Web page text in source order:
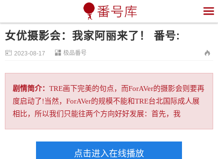

女优摄影会：我家阿丽来了！ 番号:
 2023-08-17  极品番号 
剧情简介： TRE画下完美的句点，而ForAVer的摄影会则要再
度启动了!当然，ForAVer的规模不能和TRE台北国际成人展
相比，所以我们只能往两个方向好好发展：首先，我
点击进入在线播放